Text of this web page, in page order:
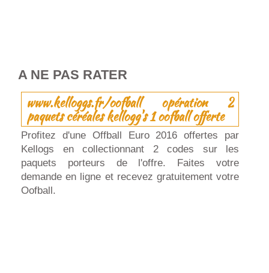
A NE PAS RATER
www.kelloggs.fr/oofball opération 2
paquets céréales kellogg's 1 oofball offerte
Profitez d'une Offball Euro 2016 offertes par
Kellogs en collectionnant 2 codes sur les
paquets porteurs de l'offre. Faites votre
demande en ligne et recevez gratuitement votre
Oofball.